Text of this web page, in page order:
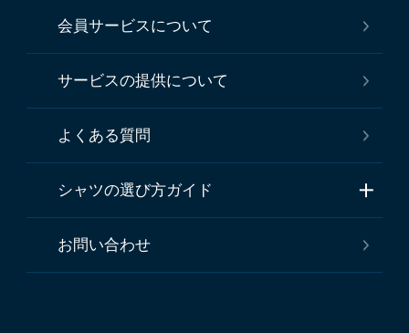
会員サービスについて
サービスの提供について
よくある質問
シャツの選び方ガイド
お問い合わせ